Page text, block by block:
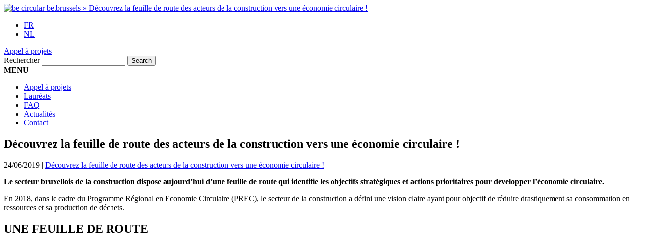
FR
NL
Appel à projets
Rechercher
MENU
Appel à projets
Lauréats
FAQ
Actualités
Contact
Découvrez la feuille de route des acteurs de la construction vers une économie circulaire !
24/06/2019 | Découvrez la feuille de route des acteurs de la construction vers une économie circulaire !
Le secteur bruxellois de la construction dispose aujourd’hui d’une feuille de route qui identifie les objectifs stratégiques et actions prioritaires pour développer l’économie circulaire.
En 2018, dans le cadre du Programme Régional en Economie Circulaire (PREC), le secteur de la construction a défini une vision claire ayant pour objectif de réduire drastiquement sa consommation en
ressources et sa production de déchets.
UNE FEUILLE DE ROUTE